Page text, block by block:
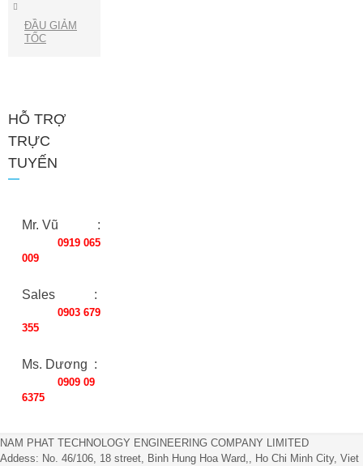
ĐẦU GIẢM
TỐC
HỖ TRỢ
TRỰC
TUYẾN
Mr. Vũ :
0919 065
009
Sales :
0903 679
355
Ms. Dương :
0909 09
6375
NAM PHAT TECHNOLOGY ENGINEERING COMPANY LIMITED
Addess: No. 46/106, 18 street, Binh Hung Hoa Ward,, Ho Chi Minh City, Viet